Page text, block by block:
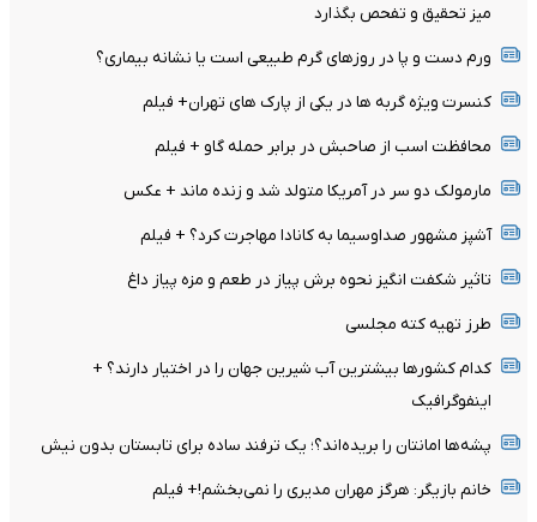
میز تحقیق و تفحص بگذارد
ورم دست و پا در روزهای گرم طبیعی است یا نشانه بیماری؟
کنسرت ویژه گربه ها در یکی از پارک های تهران+ فیلم
محافظت اسب از صاحبش در برابر حمله گاو + فیلم
مارمولک دو سر در آمریکا متولد شد و زنده ماند + عکس
آشپز مشهور صداوسیما به کانادا مهاجرت کرد؟ + فیلم
تاثیر شکفت انگیز نحوه برش پیاز در طعم و مزه پیاز داغ
طرز تهیه کته مجلسی
کدام کشورها بیشترین آب شیرین جهان را در اختیار دارند؟ +
اینفوگرافیک
پشه‌ها امانتان را بریده‌اند؟؛ یک ترفند ساده برای تابستان بدون نیش
خانم بازیگر: هرگز مهران مدیری را نمی‌بخشم!+ فیلم